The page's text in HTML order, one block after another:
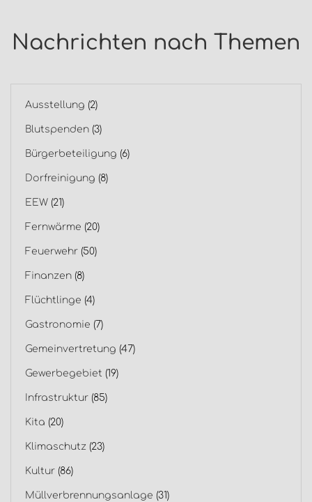
Nachrichten nach Themen
Ausstellung (2)
Blutspenden (3)
Bürgerbeteiligung (6)
Dorfreinigung (8)
EEW (21)
Fernwärme (20)
Feuerwehr (50)
Finanzen (8)
Flüchtlinge (4)
Gastronomie (7)
Gemeinvertretung (47)
Gewerbegebiet (19)
Infrastruktur (85)
Kita (20)
Klimaschutz (23)
Kultur (86)
Müllverbrennungsanlage (31)